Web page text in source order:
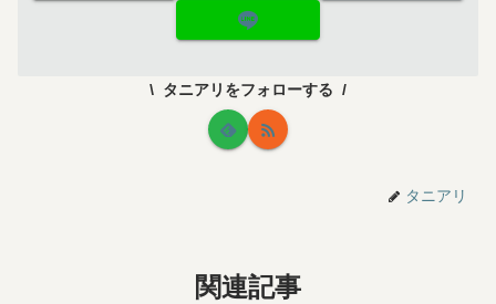
タニアリをフォローする
タニアリ
関連記事